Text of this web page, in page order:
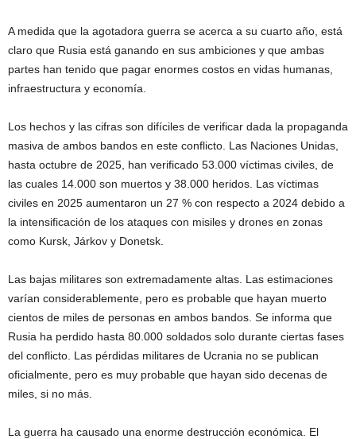
A medida que la agotadora guerra se acerca a su cuarto año, está
claro que Rusia está ganando en sus ambiciones y que ambas
partes han tenido que pagar enormes costos en vidas humanas,
infraestructura y economía.
Los hechos y las cifras son difíciles de verificar dada la propaganda
masiva de ambos bandos en este conflicto. Las Naciones Unidas,
hasta octubre de 2025, han verificado 53.000 víctimas civiles, de
las cuales 14.000 son muertos y 38.000 heridos. Las víctimas
civiles en 2025 aumentaron un 27 % con respecto a 2024 debido a
la intensificación de los ataques con misiles y drones en zonas
como Kursk, Járkov y Donetsk.
Las bajas militares son extremadamente altas. Las estimaciones
varían considerablemente, pero es probable que hayan muerto
cientos de miles de personas en ambos bandos. Se informa que
Rusia ha perdido hasta 80.000 soldados solo durante ciertas fases
del conflicto. Las pérdidas militares de Ucrania no se publican
oficialmente, pero es muy probable que hayan sido decenas de
miles, si no más.
La guerra ha causado una enorme destrucción económica. El